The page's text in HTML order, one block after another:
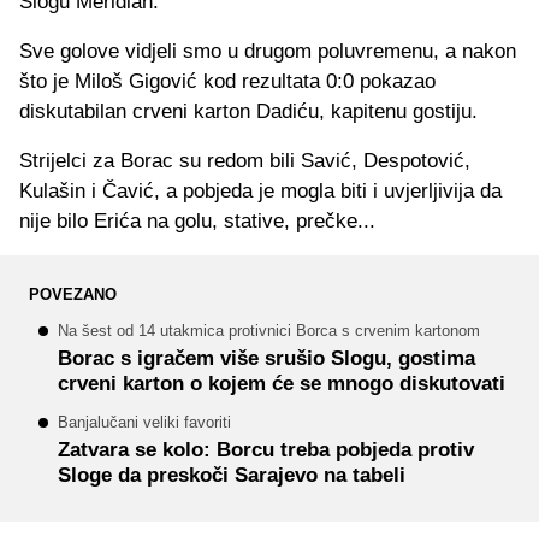
Sve golove vidjeli smo u drugom poluvremenu, a nakon
što je Miloš Gigović kod rezultata 0:0 pokazao
diskutabilan crveni karton Dadiću, kapitenu gostiju.
Strijelci za Borac su redom bili Savić, Despotović,
Kulašin i Čavić, a pobjeda je mogla biti i uvjerljivija da
nije bilo Erića na golu, stative, prečke...
POVEZANO
Na šest od 14 utakmica protivnici Borca s crvenim kartonom
Borac s igračem više srušio Slogu, gostima
crveni karton o kojem će se mnogo diskutovati
Banjalučani veliki favoriti
Zatvara se kolo: Borcu treba pobjeda protiv
Sloge da preskoči Sarajevo na tabeli